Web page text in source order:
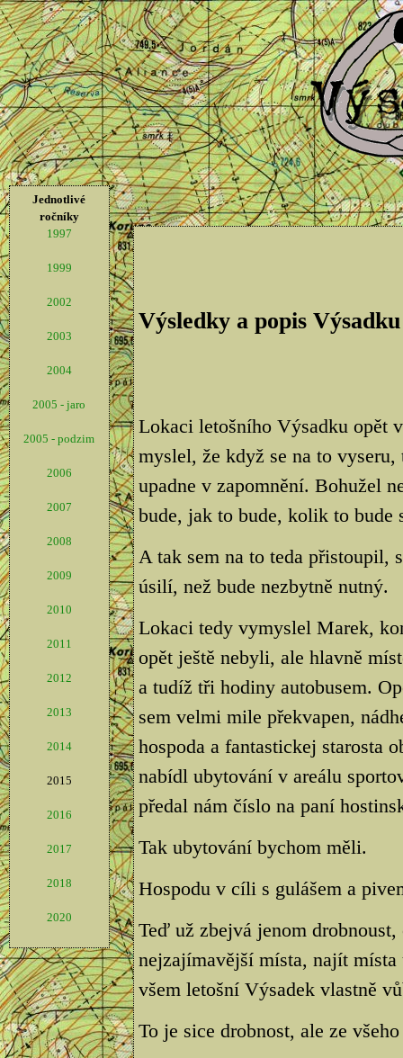
Jednotlivé
ročníky
1997
1999
2002
2003
2004
2005 - jaro
2005 - podzim
2006
2007
2008
2009
2010
2011
2012
2013
2014
2015
2016
2017
2018
2020
Výsledky a popis Výsadku
Lokaci letošního Výsadku opět
myslel, že když se na to
upadne v zapomnění. Bohužel
bude, jak to bude, kolik to bude
A tak sem na to teda přistoupil,
úsilí, než bude nezbytně nutný.
Lokaci tedy vymyslel Marek,
opět ještě nebyli, ale hlavně
a tudíž tři hodiny autobusem.
sem velmi mile překvapen,
hospoda a fantastickej starosta
nabídl ubytování v areálu
předal nám číslo na paní
Tak ubytování bychom měli.
Hospodu v cíli s gulášem a
Teď už zbejvá jenom
nejzajímavější místa, najít
všem letošní Výsadek vlastně
To je sice drobnost, ale ze